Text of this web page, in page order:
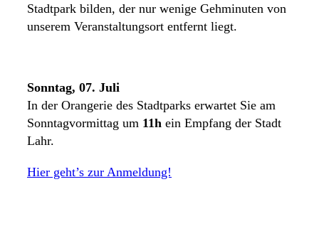
Stadtpark bilden, der nur wenige Gehminuten von
unserem Veranstaltungsort entfernt liegt.
Sonntag, 07. Juli
In der Orangerie des Stadtparks erwartet Sie am
Sonntagvormittag um 11h ein Empfang der Stadt
Lahr.
Hier geht’s zur Anmeldung!